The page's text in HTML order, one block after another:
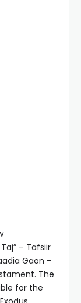
– Tafsiir
Gaon –
The
for the